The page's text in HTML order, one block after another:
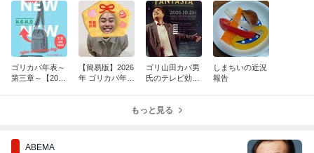
ゴリカバ年表～
第三章～【2026
【簡易版】2026
年 ゴリカバ年表
ゴリ山田カバ男
氏のテレビ効果
更新)
しまちいの近況
報告
もっと見る
ABEMA